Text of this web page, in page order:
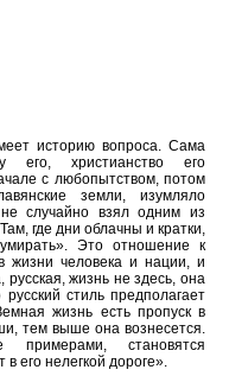
историю вопроса. Сама
его, христианство его
с любопытством, потом
земли, изумляло
случайно взял одним из
где дни облачны и кратки,
Это отношение к
жизни человека и нации, и
жизнь не здесь, она
стиль предполагает
жизнь есть пропуск в
тем выше она вознесется.
примерами, становятся
его нелегкой дороге».